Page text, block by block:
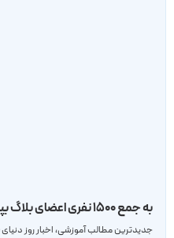
به جمع ۱۵۰۰ نفری اعضای بلاگ بپیوندید
جدید‌ترین مطالب آموزشی، اخبار روز